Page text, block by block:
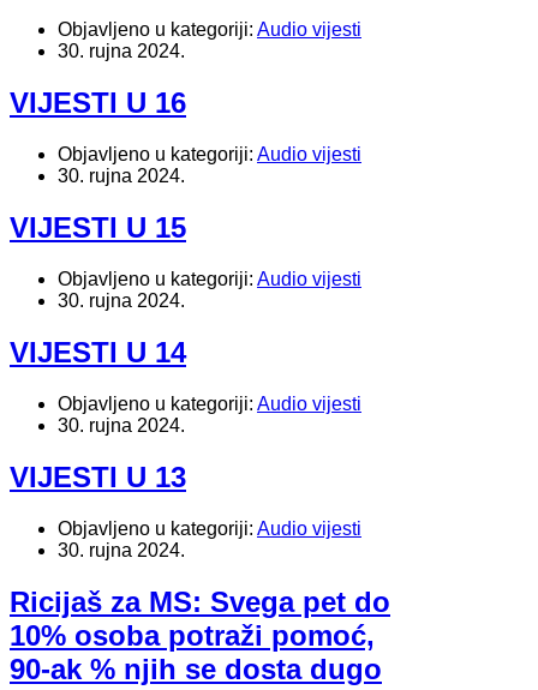
Objavljeno u kategoriji: Audio vijesti
30. rujna 2024.
VIJESTI U 16
Objavljeno u kategoriji: Audio vijesti
30. rujna 2024.
VIJESTI U 15
Objavljeno u kategoriji: Audio vijesti
30. rujna 2024.
VIJESTI U 14
Objavljeno u kategoriji: Audio vijesti
30. rujna 2024.
VIJESTI U 13
Objavljeno u kategoriji: Audio vijesti
30. rujna 2024.
Ricijaš za MS: Svega pet do
10% osoba potraži pomoć,
90-ak % njih se dosta dugo